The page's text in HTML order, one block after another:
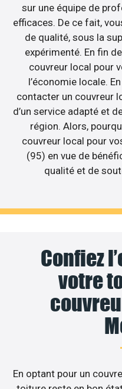
sur une équipe de
efficaces. De ce fait,
de qualité, sous la
expérimenté. En fin
couvreur local pour
l’économie locale.
contacter un couvreur
d’un service adapté et
région. Alors,
couvreur local pour
(95) en vue de
qualité et de
Confiez
votre
En optant pour un